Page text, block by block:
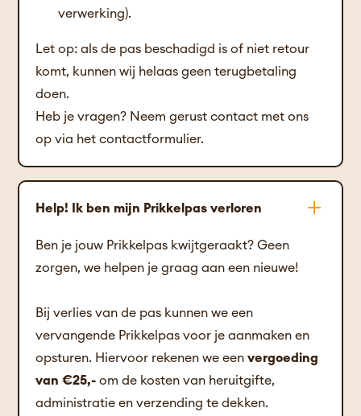
verwerking).
Let op: als de pas beschadigd is of niet retour
komt, kunnen wij helaas geen terugbetaling
doen.
Heb je vragen? Neem gerust contact met ons
op via het contactformulier.
Help! Ik ben mijn Prikkelpas verloren
Ben je jouw Prikkelpas kwijtgeraakt? Geen
zorgen, we helpen je graag aan een nieuwe!
Bij verlies van de pas kunnen we een
vervangende Prikkelpas voor je aanmaken en
opsturen. Hiervoor rekenen we eenvergoeding
van €25,- om de kosten van heruitgifte,
administratie en verzending te dekken.